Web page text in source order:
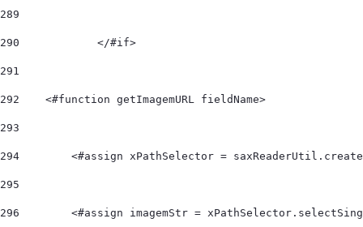
289
290
            </#if>
291
292
    <#function getImagemURL fieldName>
293
294
<#assign xPathSelector =
295
296
<#assign imagemStr =